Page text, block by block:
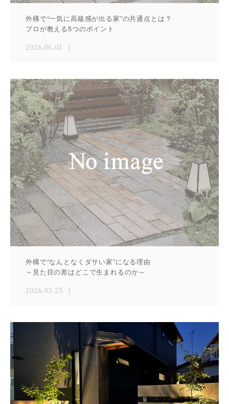
外構で“一気に高級感が出る家”の共通点とは？
プロが教える5つのポイント
2026.06.01
外構で“なんとなくダサい家”になる理由
～見た目の差はどこで生まれるのか～
2026.03.25